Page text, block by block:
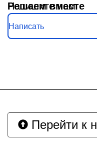
Решаем вместе
Напишите нам
Написать
Перейти к